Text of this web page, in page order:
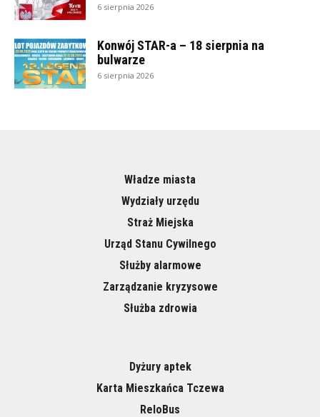
6 sierpnia 2026
Konwój STAR-a – 18 sierpnia na
bulwarze
6 sierpnia 2026
Władze miasta
Wydziały urzędu
Straż Miejska
Urząd Stanu Cywilnego
Służby alarmowe
Zarządzanie kryzysowe
Służba zdrowia
Dyżury aptek
Karta Mieszkańca Tczewa
ReloBus